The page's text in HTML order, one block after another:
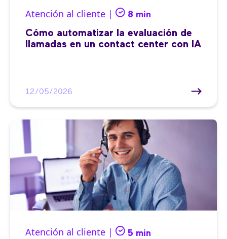
Atención al cliente | 8 min
Cómo automatizar la evaluación de
llamadas en un contact center con IA
12/05/2026
Atención al cliente | 5 min